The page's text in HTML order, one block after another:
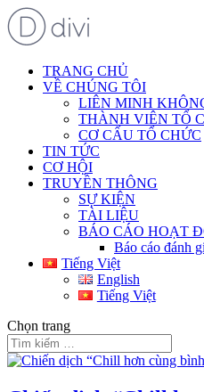
TRANG CHỦ
VỀ CHÚNG TÔI
LIÊN MINH
THÀNH VIÊN TỔ
CƠ CẤU TỔ CHỨC
TIN TỨC
CƠ HỘI
TRUYỀN THÔNG
SỰ KIỆN
TÀI LIỆU
BÁO CÁO HOẠT
Báo cáo đánh
Tiếng Việt
English
Tiếng Việt
Chọn trang